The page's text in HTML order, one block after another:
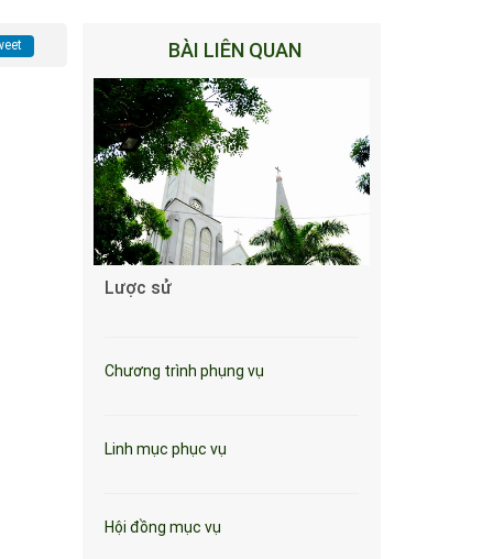
BÀI LIÊN QUAN
Lược sử
Chương trình phụng vụ
Linh mục phục vụ
Hội đồng mục vụ